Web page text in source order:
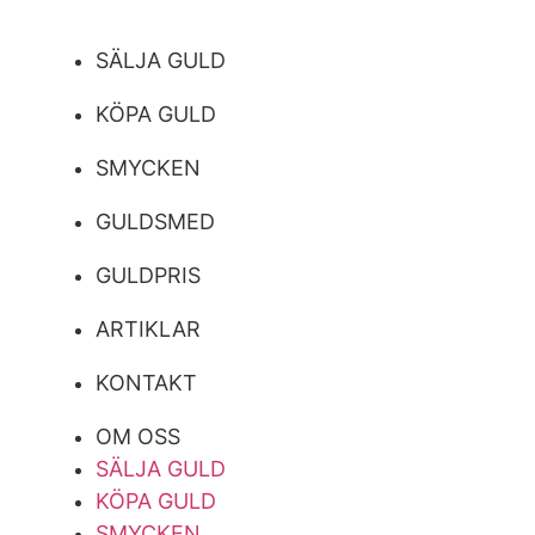
SÄLJA GULD
KÖPA GULD
SMYCKEN
GULDSMED
GULDPRIS
ARTIKLAR
KONTAKT
OM OSS
SÄLJA GULD
KÖPA GULD